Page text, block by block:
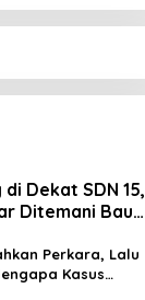
Dekat SDN 15,
Ditemani Bau
Perkara, Lalu
Kasus